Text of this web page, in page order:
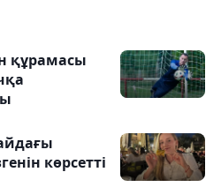
құрамасы
көрсетті